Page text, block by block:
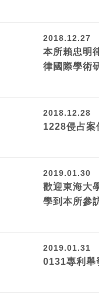
2018.12.27
本所賴忠明
律國際學術
2018.12.28
1228侵占案
2019.01.30
歡迎東海大
學到本所參
2019.01.31
0131專利舉